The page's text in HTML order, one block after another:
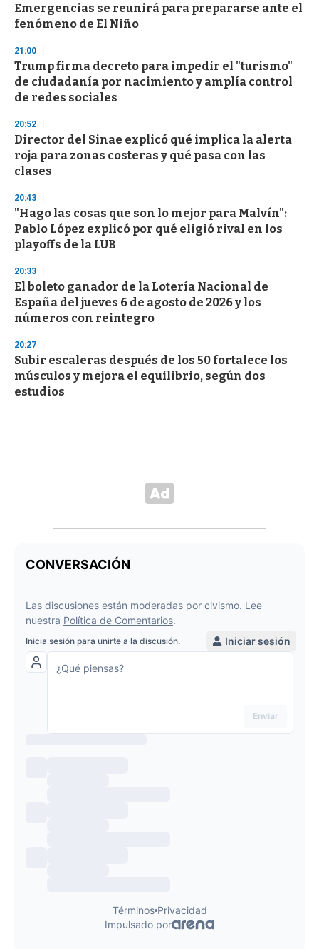
Emergencias se reunirá para prepararse ante el
fenómeno de El Niño
21:00
Trump firma decreto para impedir el "turismo"
de ciudadanía por nacimiento y amplía control
de redes sociales
20:52
Director del Sinae explicó qué implica la alerta
roja para zonas costeras y qué pasa con las
clases
20:43
"Hago las cosas que son lo mejor para Malvín":
Pablo López explicó por qué eligió rival en los
playoffs de la LUB
20:33
El boleto ganador de la Lotería Nacional de
España del jueves 6 de agosto de 2026 y los
números con reintegro
20:27
Subir escaleras después de los 50 fortalece los
músculos y mejora el equilibrio, según dos
estudios